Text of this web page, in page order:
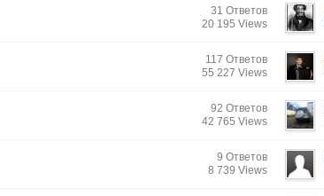
31 Ответов
20 195 Views
117 Ответов
55 227 Views
92 Ответов
42 765 Views
9 Ответов
8 739 Views